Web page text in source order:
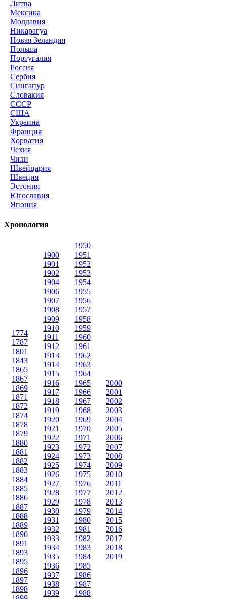
Литва
Мексика
Молдавия
Никарагуа
Новая Зеландия
Польша
Португалия
Россия
Сербия
Сингапур
Словакия
СССР
США
Украина
Франция
Хорватия
Чехия
Чили
Швейцария
Швеция
Эстония
Югославия
Япония
Хронология
1774
1787
1801
1843
1865
1867
1869
1871
1872
1874
1878
1879
1880
1881
1882
1883
1884
1885
1886
1887
1888
1889
1890
1891
1893
1895
1896
1897
1898
1900
1901
1902
1904
1906
1907
1908
1909
1910
1911
1912
1913
1914
1915
1916
1917
1918
1919
1920
1921
1922
1923
1924
1925
1926
1927
1928
1929
1930
1931
1932
1933
1934
1935
1936
1937
1938
1939
1950
1951
1952
1953
1954
1955
1956
1957
1958
1959
1960
1961
1962
1963
1964
1965
1966
1967
1968
1969
1970
1971
1972
1973
1974
1975
1976
1977
1978
1979
1980
1981
1982
1983
1984
1985
1986
1987
1988
2000
2001
2002
2003
2004
2005
2006
2007
2008
2009
2010
2011
2012
2013
2014
2015
2016
2017
2018
2019